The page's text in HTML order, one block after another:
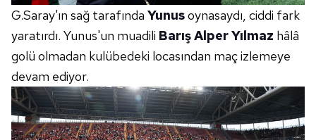
G.Saray'ın sağ tarafında Yunusoynasaydı, ciddi fark
yaratırdı. Yunus'un muadili Barış Alper Yılmaz hâlâ
golü olmadan kulübedeki locasından maç izlemeye
devam ediyor.